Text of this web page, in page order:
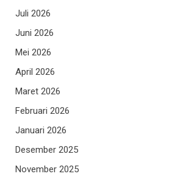
Juli 2026
Juni 2026
Mei 2026
April 2026
Maret 2026
Februari 2026
Januari 2026
Desember 2025
November 2025